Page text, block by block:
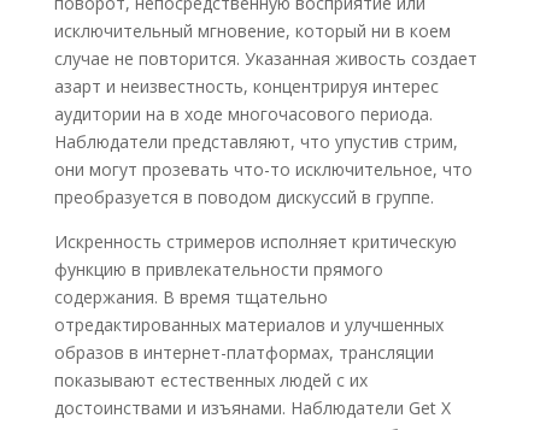
исключительный мгновение, который ни в коем
случае не повторится. Указанная живость создает
азарт и неизвестность, концентрируя интерес
аудитории на в ходе многочасового периода.
Наблюдатели представляют, что упустив стрим,
они могут прозевать что-то исключительное, что
преобразуется в поводом дискуссий в группе.
Искренность стримеров исполняет критическую
функцию в привлекательности прямого
содержания. В время тщательно
отредактированных материалов и улучшенных
образов в интернет-платформах, трансляции
показывают естественных людей с их
достоинствами и изъянами. Наблюдатели Get X